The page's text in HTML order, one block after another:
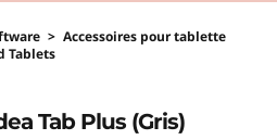
> Accessoires pour tablette
Tablets
Tab Plus (Gris)